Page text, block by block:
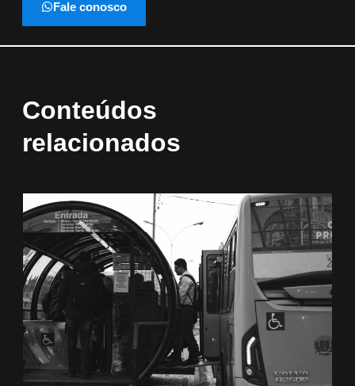
Fale conosco
Conteúdos
relacionados